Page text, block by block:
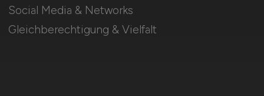
Social Media & Networks
Gleichberechtigung & Vielfalt